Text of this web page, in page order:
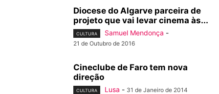
Diocese do Algarve parceira de
projeto que vai levar cinema às...
CULTURA Samuel Mendonça -
21 de Outubro de 2016
Cineclube de Faro tem nova
direção
CULTURA Lusa - 31 de Janeiro de 2014